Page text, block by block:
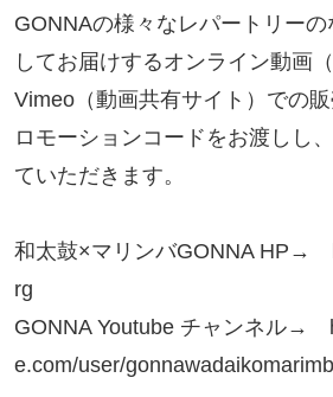
GONNAの様々なレパートリー
してお届けするオンライン動画
Vimeo（動画共有サイト）での
ロモーションコードをお渡しし
ていただきます。
和太鼓×マリンバGONNA HP→
rg
GONNA Youtube チャンネル→
e.com/user/